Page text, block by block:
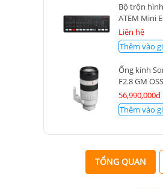
Bộ trộn
ATEM Mini
Liên hệ
Thêm vào
Ống kính
F2.8 GM
56,990,000đ
Thêm vào
TỔNG QUAN